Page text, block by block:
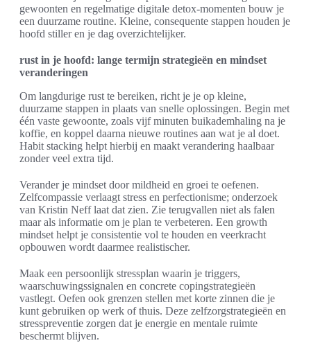
gewoonten en regelmatige digitale detox-momenten bouw je
een duurzame routine. Kleine, consequente stappen houden je
hoofd stiller en je dag overzichtelijker.
rust in je hoofd: lange termijn strategieën en mindset
veranderingen
Om langdurige rust te bereiken, richt je je op kleine,
duurzame stappen in plaats van snelle oplossingen. Begin met
één vaste gewoonte, zoals vijf minuten buikademhaling na je
koffie, en koppel daarna nieuwe routines aan wat je al doet.
Habit stacking helpt hierbij en maakt verandering haalbaar
zonder veel extra tijd.
Verander je mindset door mildheid en groei te oefenen.
Zelfcompassie verlaagt stress en perfectionisme; onderzoek
van Kristin Neff laat dat zien. Zie terugvallen niet als falen
maar als informatie om je plan te verbeteren. Een growth
mindset helpt je consistentie vol te houden en veerkracht
opbouwen wordt daarmee realistischer.
Maak een persoonlijk stressplan waarin je triggers,
waarschuwingssignalen en concrete copingstrategieën
vastlegt. Oefen ook grenzen stellen met korte zinnen die je
kunt gebruiken op werk of thuis. Deze zelfzorgstrategieën en
stresspreventie zorgen dat je energie en mentale ruimte
beschermt blijven.